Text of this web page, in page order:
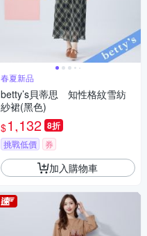
春夏新品
betty’s貝蒂思 知性格紋雪紡
紗裙(黑色)
$1,132 8折
挑戰低價 券
加入購物車